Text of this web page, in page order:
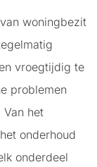
woningbezit
vroegtijdig te
problemen
het
onderhoud
onderdeel